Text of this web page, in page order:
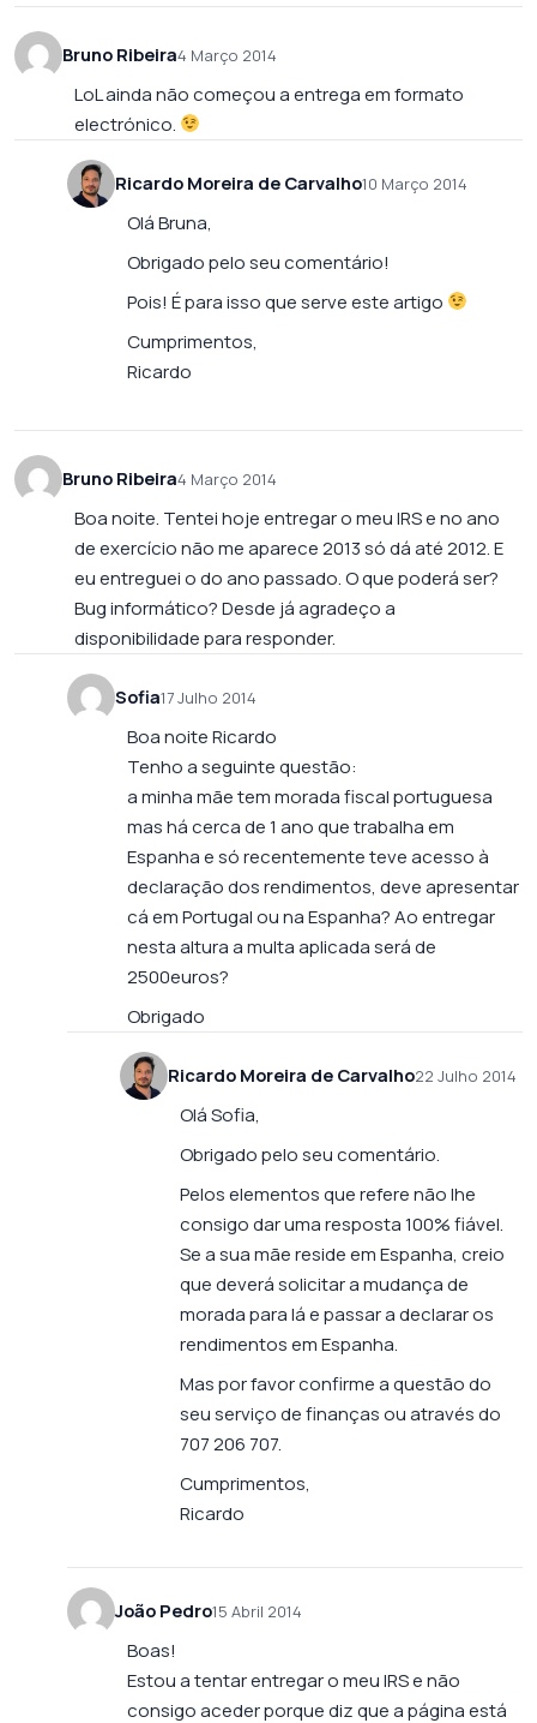
Bruno Ribeira4 Março 2014
LoL ainda não começou a entrega em formato
electrónico.
Ricardo Moreira de Carvalho10 Março 2014
Olá Bruna,
Obrigado pelo seu comentário!
Pois! É para isso que serve este artigo
Cumprimentos,
Ricardo
Bruno Ribeira4 Março 2014
Boa noite. Tentei hoje entregar o meu IRS e no ano
de exercício não me aparece 2013 só dá até 2012. E
eu entreguei o do ano passado. O que poderá ser?
Bug informático? Desde já agradeço a
disponibilidade para responder.
Sofia17 Julho 2014
Boa noite Ricardo
Tenho a seguinte questão:
a minha mãe tem morada fiscal portuguesa
mas há cerca de 1 ano que trabalha em
Espanha e só recentemente teve acesso à
declaração dos rendimentos, deve apresentar
cá em Portugal ou na Espanha? Ao entregar
nesta altura a multa aplicada será de
2500euros?
Obrigado
Ricardo Moreira de Carvalho22 Julho 2014
Olá Sofia,
Obrigado pelo seu comentário.
Pelos elementos que refere não lhe
consigo dar uma resposta 100% fiável.
Se a sua mãe reside em Espanha, creio
que deverá solicitar a mudança de
morada para lá e passar a declarar os
rendimentos em Espanha.
Mas por favor confirme a questão do
seu serviço de finanças ou através do
707 206 707.
Cumprimentos,
Ricardo
João Pedro15 Abril 2014
Boas!
Estou a tentar entregar o meu IRS e não
consigo aceder porque diz que a página está